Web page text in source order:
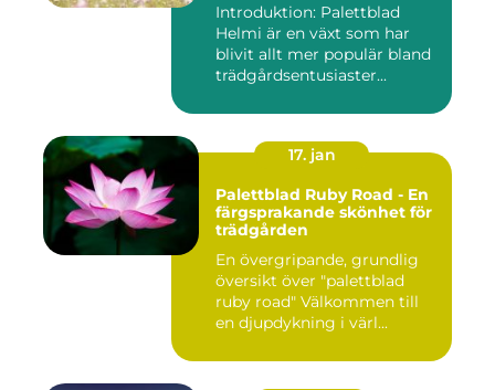
Introduktion: Palettblad
Helmi är en växt som har
blivit allt mer populär bland
trädgårdsentusiaster...
17. jan
Palettblad Ruby Road - En
färgsprakande skönhet för
trädgården
En övergripande, grundlig
översikt över "palettblad
ruby road" Välkommen till
en djupdykning i värl...